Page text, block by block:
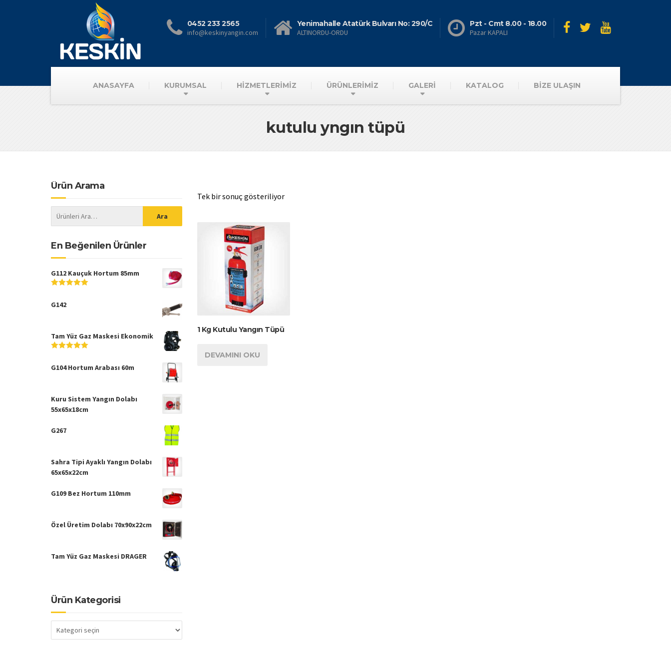
0452 233 2565
info@keskinyangin.com
Yenimahalle Atatürk Bulvarı No: 290/C
ALTINORDU-ORDU
Pzt - Cmt 8.00 - 18.00
Pazar KAPALI
ANASAYFA KURUMSAL HİZMETLERİMİZ ÜRÜNLERİMİZ GALERİ KATALOG BİZE ULAŞIN
kutulu yngın tüpü
Tek bir sonuç gösteriliyor
1 Kg Kutulu Yangın Tüpü
DEVAMINI OKU
Ürün Arama
En Beğenilen Ürünler
G112 Kauçuk Hortum 85mm
G142
Tam Yüz Gaz Maskesi Ekonomik
G104 Hortum Arabası 60m
Kuru Sistem Yangın Dolabı
55x65x18cm
G267
Sahra Tipi Ayaklı Yangın Dolabı
65x65x22cm
G109 Bez Hortum 110mm
Özel Üretim Dolabı 70x90x22cm
Tam Yüz Gaz Maskesi DRAGER
Ürün Kategorisi